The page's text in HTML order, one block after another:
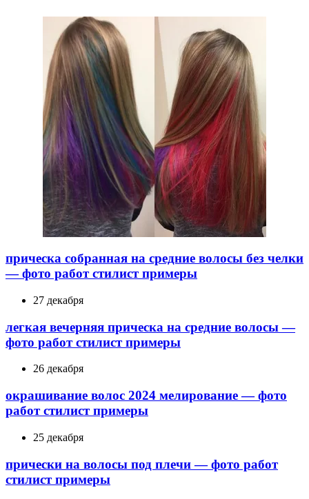
прическа собранная на средние волосы без челки
— фото работ стилист примеры
27 декабря
легкая вечерняя прическа на средние волосы —
фото работ стилист примеры
26 декабря
окрашивание волос 2024 мелирование — фото
работ стилист примеры
25 декабря
прически на волосы под плечи — фото работ
стилист примеры